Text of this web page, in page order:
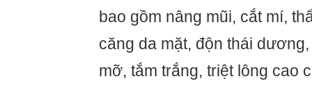
bao gồm nâng mũi, cắt mí,
căng da mặt, độn thái
mỡ, tắm trắng, triệt lông cao